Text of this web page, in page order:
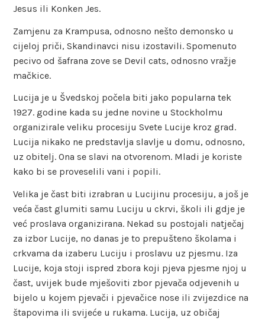
Jesus ili Konken Jes.
Zamjenu za Krampusa, odnosno nešto demonsko u
cijeloj priči, Skandinavci nisu izostavili. Spomenuto
pecivo od šafrana zove se Devil cats, odnosno vražje
mačkice.
Lucija je u Švedskoj počela biti jako popularna tek
1927. godine kada su jedne novine u Stockholmu
organizirale veliku procesiju Svete Lucije kroz grad.
Lucija nikako ne predstavlja slavlje u domu, odnosno,
uz obitelj. Ona se slavi na otvorenom. Mladi je koriste
kako bi se proveselili vani i popili.
Velika je čast biti izrabran u Lucijinu procesiju, a još je
veća čast glumiti samu Luciju u ckrvi, školi ili gdje je
već proslava organizirana. Nekad su postojali natječaj
za izbor Lucije, no danas je to prepušteno školama i
crkvama da izaberu Luciju i proslavu uz pjesmu. Iza
Lucije, koja stoji ispred zbora koji pjeva pjesme njoj u
čast, uvijek bude mješoviti zbor pjevača odjevenih u
bijelo u kojem pjevači i pjevačice nose ili zvijezdice na
štapovima ili svijeće u rukama. Lucija, uz običaj